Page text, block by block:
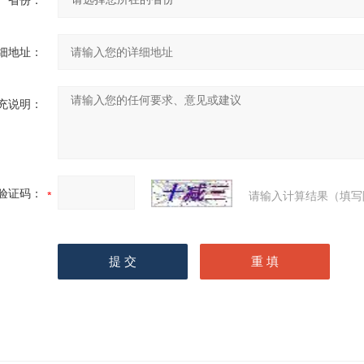
地址：
说明：
证码： 请输入计算结果（填